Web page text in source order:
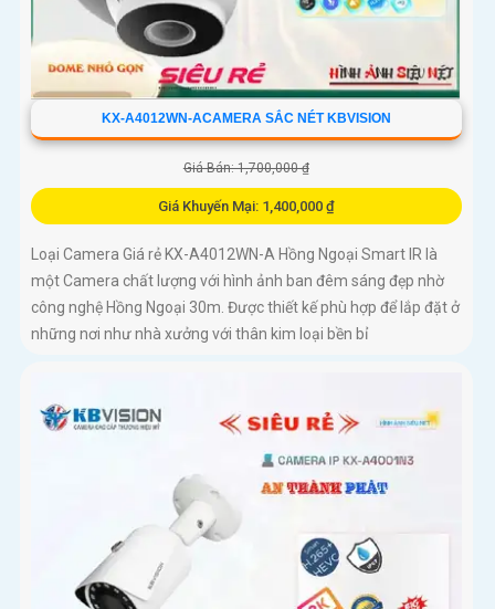
KX-A4012WN-ACAMERA SẮC NÉT KBVISION
Giá Bán: 1,700,000 ₫
Giá Khuyến Mại: 1,400,000 ₫
Loại Camera Giá rẻ KX-A4012WN-A Hồng Ngoại Smart IR là
một Camera chất lượng với hình ảnh ban đêm sáng đẹp nhờ
công nghệ Hồng Ngoại 30m. Được thiết kế phù hợp để lắp đặt ở
những nơi như nhà xưởng với thân kim loại bền bỉ